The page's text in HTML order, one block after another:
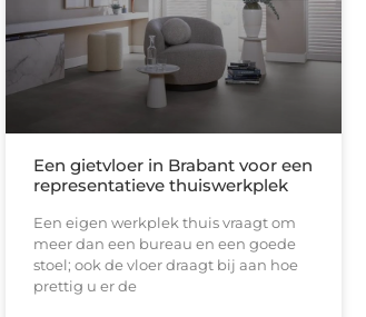
Een gietvloer in Brabant voor een
representatieve thuiswerkplek
Een eigen werkplek thuis vraagt om
meer dan een bureau en een goede
stoel; ook de vloer draagt bij aan hoe
prettig u er de